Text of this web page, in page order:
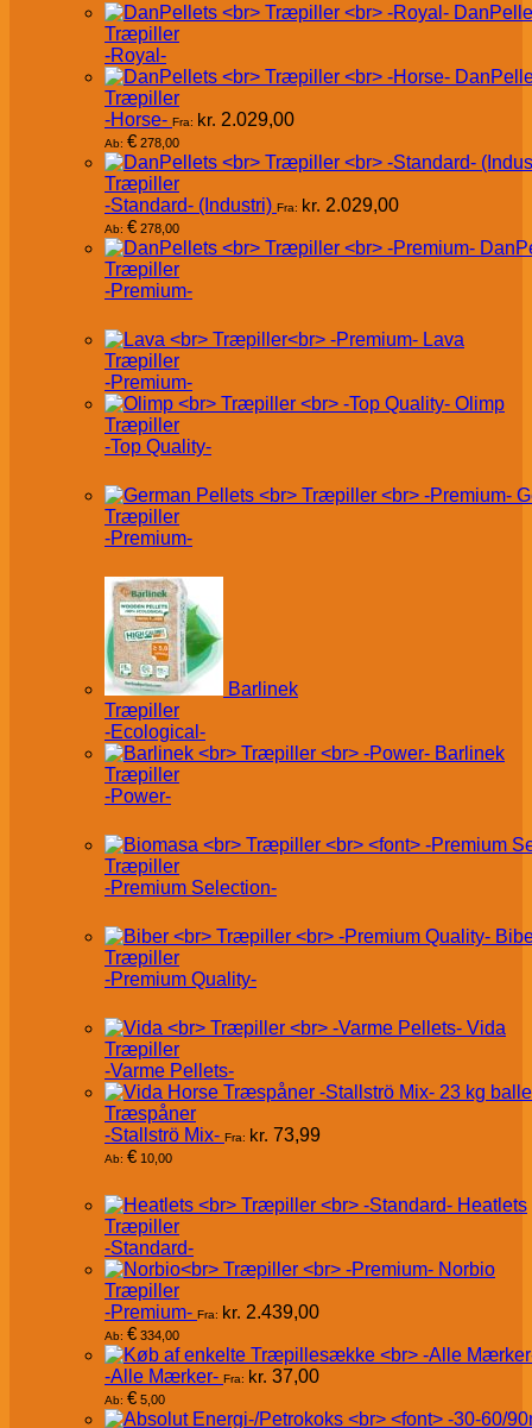
Træpiller
-Royal-
Træpiller
-Horse- Fra: kr. 2.029,00
Ab: € 278,00
Træpiller
-Standard- (Industri) Fra: kr. 2.029,00
Ab: € 278,00
Træpiller
-Premium-
Lava
Træpiller
-Premium-
Olimp
Træpiller
-Top Quality-
Træpiller
-Premium-
Barlinek
Træpiller
-Ecological-
Barlinek
Træpiller
-Power-
Træpiller
-Premium Selection-
Træpiller
-Premium Quality-
Vida
Træpiller
-Varme Pellets-
Træspåner
-Stallströ Mix- Fra: kr. 73,99
Ab: € 10,00
Heatlets
Træpiller
-Standard-
Norbio
Træpiller
-Premium- Fra: kr. 2.439,00
Ab: € 334,00
-Alle Mærker- Fra: kr. 37,00
Ab: € 5,00